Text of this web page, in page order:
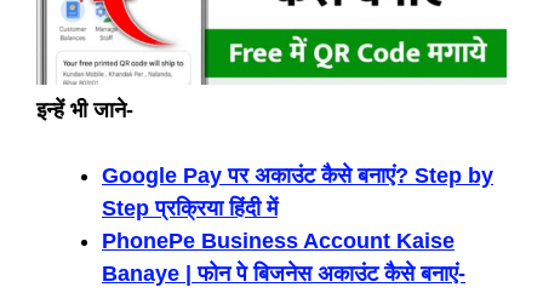
इन्हें भी जाने-
Google Pay पर अकाउंट कैसे बनाएं? Step by
Step प्रक्रिया हिंदी में
PhonePe Business Account Kaise
Banaye | फोन पे बिजनेस अकाउंट कैसे बनाएं-